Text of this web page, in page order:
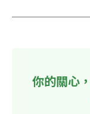
你的關心